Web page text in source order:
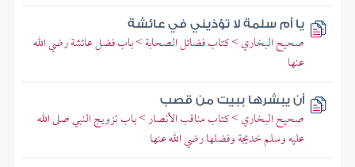
يا أم سلمة لا تؤذيني في عائشة
صحيح البخاري > كتاب فضائل الصحابة > باب فضل عائشة رضي الله
عنها
أن يبشرها ببيت من قصب
صحيح البخاري > كتاب مناقب الأنصار > باب تزويج النبي صلى الله
عليه وسلم خديجة وفضلها رضي الله عنها